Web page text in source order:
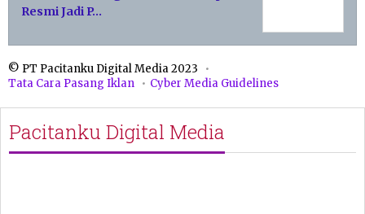
Resmi Jadi P…
© PT Pacitanku Digital Media 2023
Tata Cara Pasang Iklan
Cyber Media Guidelines
Pacitanku Digital Media